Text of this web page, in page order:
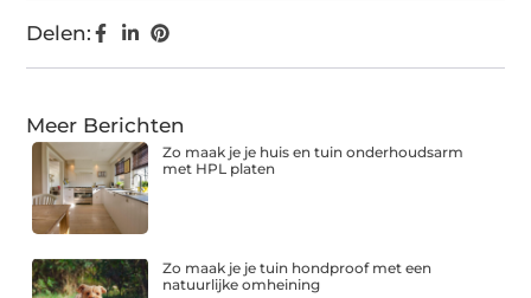
Delen:
Meer Berichten
Zo maak je je huis en tuin onderhoudsarm
met HPL platen
Zo maak je je tuin hondproof met een
natuurlijke omheining